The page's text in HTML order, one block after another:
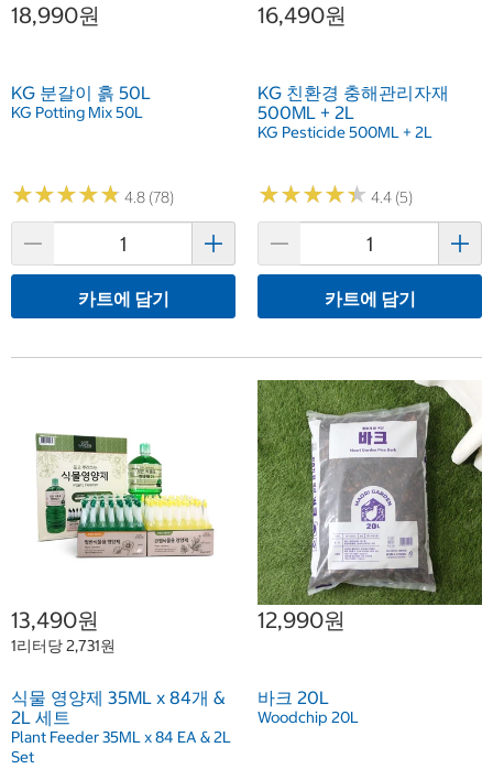
18,990원
KG 분갈이 흙 50L
KG Potting Mix 50L
★★★★★
★★★★★ 4.8 (78)
카트에 담기
16,490원
KG 친환경 충해관리자재
500ML + 2L
KG Pesticide 500ML + 2L
★★★★★
★★★★★ 4.4 (5)
카트에 담기
13,490원
1리터당 2,731원
식물 영양제 35ML x 84개 &
2L 세트
Plant Feeder 35ML x 84 EA & 2L
Set
12,990원
바크 20L
Woodchip 20L